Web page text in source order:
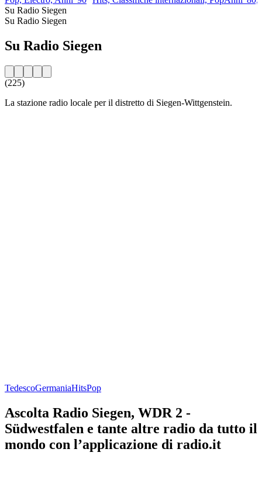
Su Radio Siegen
Su Radio Siegen
Su Radio Siegen
(225)
La stazione radio locale per il distretto di Siegen-Wittgenstein.
TedescoGermaniaHitsPop
Ascolta Radio Siegen, WDR 2 -
Südwestfalen e tante altre radio da tutto il
mondo con l’applicazione di radio.it